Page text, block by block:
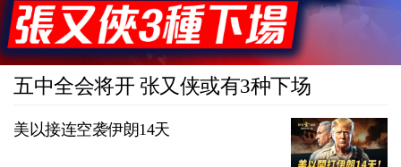
五中全会将开 张又侠或有3种下场
美以接连空袭伊朗14天